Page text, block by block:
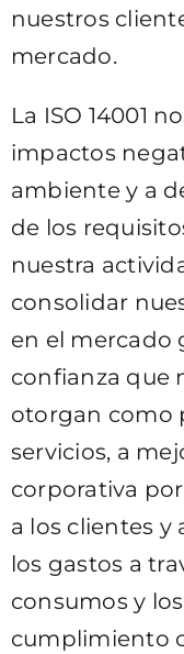
nuestros
mercado.
La ISO 14001
impactos
ambiente y a
de los
nuestra
consolidar
en el mercado
confianza que
otorgan como
servicios, a
corporativa
a los clientes y
los gastos a
consumos y
cumplimiento